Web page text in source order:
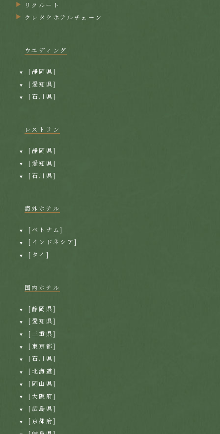
リクルート
クレタケホテルチェーン
ウエディング
[静岡県]
[愛知県]
[石川県]
レストラン
[静岡県]
[愛知県]
[石川県]
海外ホテル
[ベトナム]
[インドネシア]
[タイ]
国内ホテル
[静岡県]
[愛知県]
[三重県]
[東京都]
[石川県]
[北海道]
[岡山県]
[大阪府]
[広島県]
[京都府]